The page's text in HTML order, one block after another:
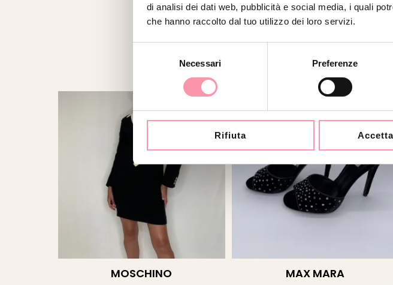
di analisi dei dati web, pubblicità e social media, i quali
che hanno raccolto dal tuo utilizzo dei loro servizi.
Necessari Preferenze
Rifiuta
MOSCHINO MAX MARA